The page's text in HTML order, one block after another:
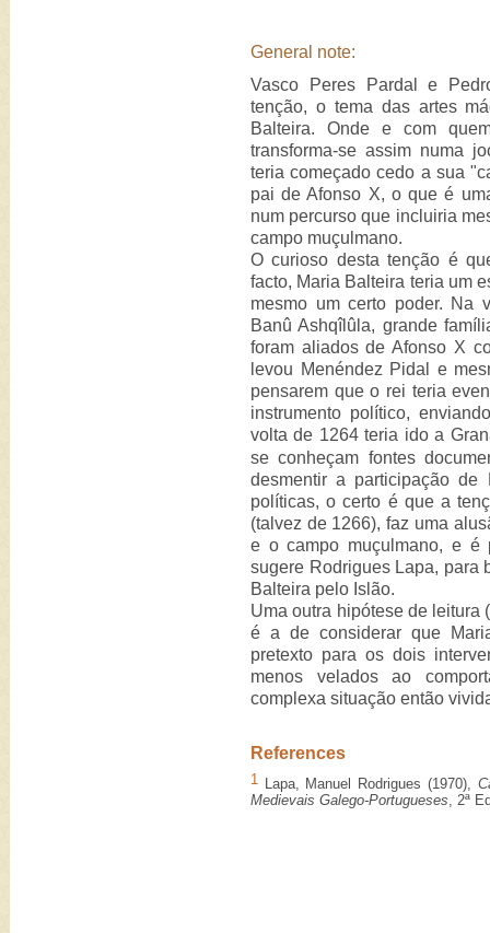
General note:
Vasco Peres Pardal e
tenção, o tema das artes
Balteira. Onde e com
transforma-se assim numa
teria começado cedo a sua
pai de Afonso X, o que é
num percurso que incluiria
campo muçulmano.
O curioso desta tenção é
facto, Maria Balteira teria um
mesmo um certo poder. Na
Banû Ashqîlûla, grande
foram aliados de Afonso X
levou Menéndez Pidal e
pensarem que o rei teria
instrumento político,
volta de 1264 teria ido a
se conheçam fontes
desmentir a participação de
políticas, o certo é que a
(talvez de 1266), faz uma
e o campo muçulmano, e é
sugere Rodrigues Lapa, para
Balteira pelo Islão.
Uma outra hipótese de leitura
é a de considerar que
pretexto para os dois
menos velados ao
complexa situação então
References
1 Lapa, Manuel Rodrigues (1970),
Medievais Galego-Portugueses, 2ª